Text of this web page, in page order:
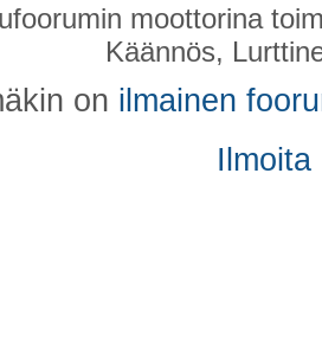
moottorina
Käännös,
on ilmainen